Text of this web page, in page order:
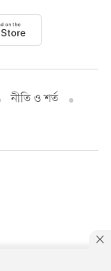
নীতি ও শর্ত